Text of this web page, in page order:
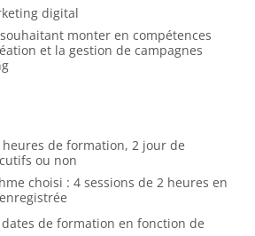
digital
monter en compétences
et la gestion de campagnes
de formation, 2 jour de
ou non
choisi : 4 sessions de 2 heures en
de formation en fonction de